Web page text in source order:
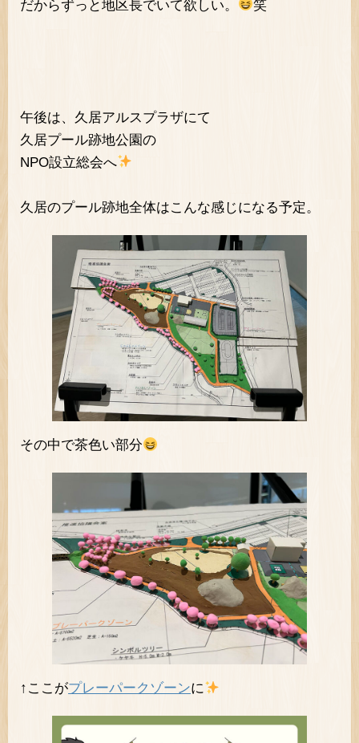
だからずっと地区長でいて欲しい。 笑
午後は、久居アルスプラザにて
久居プール跡地公園の
NPO設立総会へ
久居のプール跡地全体はこんな感じになる予定。
その中で茶色い部分
↑ここがプレーパークゾーンに